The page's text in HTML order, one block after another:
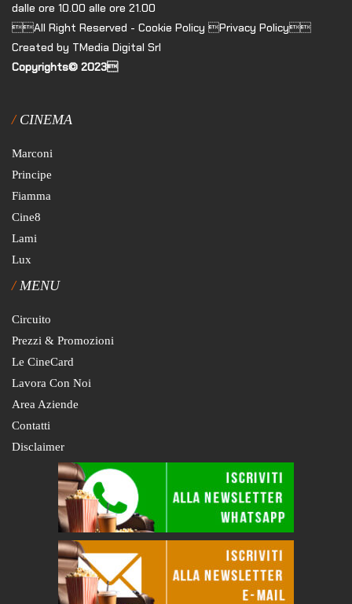
dalle ore 10.00 alle ore 21.00
All Right Reserved - Cookie Policy Privacy Policy
Created by TMedia Digital Srl
Copyrights© 2023
CINEMA
Marconi
Principe
Fiamma
Cine8
Lami
Lux
MENU
Circuito
Prezzi & Promozioni
Le CineCard
Lavora Con Noi
Area Aziende
Contatti
Disclaimer